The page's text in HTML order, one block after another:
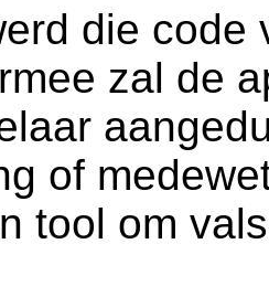
die code
zal de
of
tool om